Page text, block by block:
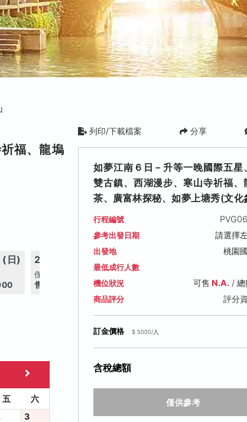
福、龍塢
日) 2026/10/26 (一)
僅供參考
售價: NT$ 26,900 售價: NT$ 26,900 售價:
五
六
3
列印/下載檔案 分享
如夢江南６日－升等一晚國際五星
雙古鎮、西湖漫步、寒山寺祈福、
茶、廣富林探秘、如夢上塘秀(文化
行程編號
參考出發日期 請選擇
出發地 桃園
最低成行人數
機位狀況 可售 N.A./ 總
商品評分 評分
訂金價格 $ 5000/人
含稅總額
僅供參考